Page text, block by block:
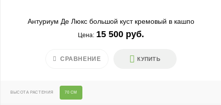
Антуриум Де Люкс большой куст кремовый в кашпо
Цена: 15 500 руб.
КУПИТЬ
СРАВНЕНИЕ
ВЫСОТА РАСТЕНИЯ 70 СМ